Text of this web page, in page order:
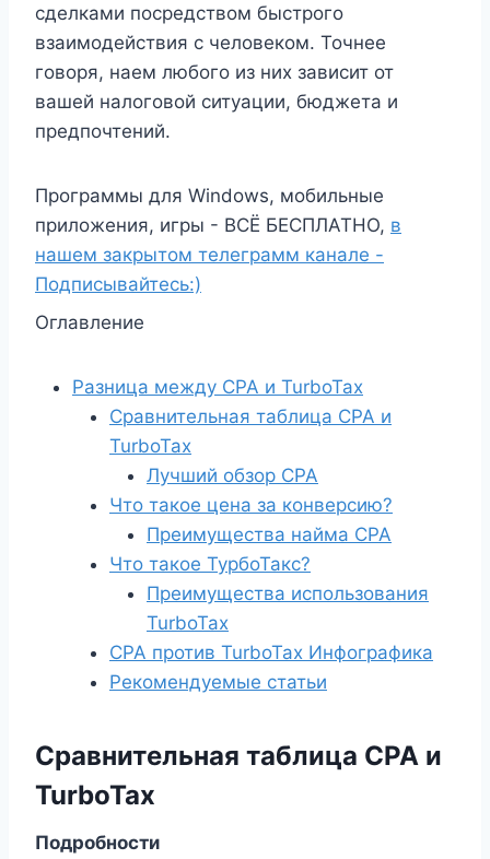
сделками посредством быстрого
взаимодействия с человеком. Точнее
говоря, наем любого из них зависит от
вашей налоговой ситуации, бюджета и
предпочтений.
Программы для Windows, мобильные
приложения, игры - ВСЁ БЕСПЛАТНО, в
нашем закрытом телеграмм канале -
Подписывайтесь:)
Оглавление
Разница между CPA и TurboTax
Сравнительная таблица CPA и
TurboTax
Лучший обзор CPA
Что такое цена за конверсию?
Преимущества найма CPA
Что такое ТурбоТакс?
Преимущества использования
TurboTax
CPA против TurboTax Инфографика
Рекомендуемые статьи
Сравнительная таблица CPA и
TurboTax
Подробности